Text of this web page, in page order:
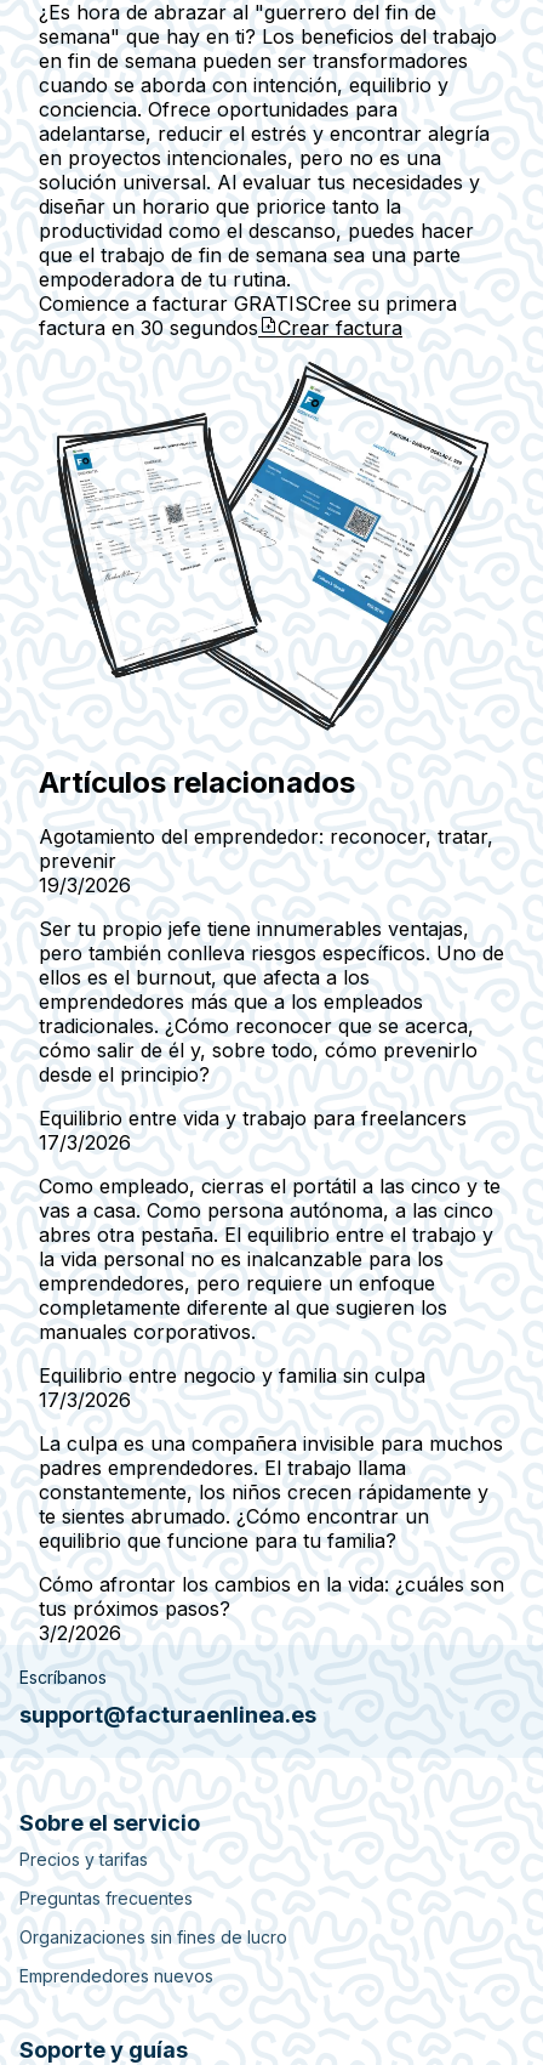
¿Es hora de abrazar al "guerrero del fin de
semana" que hay en ti? Los beneficios del trabajo
en fin de semana pueden ser transformadores
cuando se aborda con intención, equilibrio y
conciencia. Ofrece oportunidades para
adelantarse, reducir el estrés y encontrar alegría
en proyectos intencionales, pero no es una
solución universal. Al evaluar tus necesidades y
diseñar un horario que priorice tanto la
productividad como el descanso, puedes hacer
que el trabajo de fin de semana sea una parte
empoderadora de tu rutina.
Comience a facturar GRATISCree su primera
factura en 30 segundos Crear factura
Artículos relacionados
Agotamiento del emprendedor: reconocer, tratar,
prevenir
19/3/2026
Ser tu propio jefe tiene innumerables ventajas,
pero también conlleva riesgos específicos. Uno de
ellos es el burnout, que afecta a los
emprendedores más que a los empleados
tradicionales. ¿Cómo reconocer que se acerca,
cómo salir de él y, sobre todo, cómo prevenirlo
desde el principio?
Equilibrio entre vida y trabajo para freelancers
17/3/2026
Como empleado, cierras el portátil a las cinco y te
vas a casa. Como persona autónoma, a las cinco
abres otra pestaña. El equilibrio entre el trabajo y
la vida personal no es inalcanzable para los
emprendedores, pero requiere un enfoque
completamente diferente al que sugieren los
manuales corporativos.
Equilibrio entre negocio y familia sin culpa
17/3/2026
La culpa es una compañera invisible para muchos
padres emprendedores. El trabajo llama
constantemente, los niños crecen rápidamente y
te sientes abrumado. ¿Cómo encontrar un
equilibrio que funcione para tu familia?
Cómo afrontar los cambios en la vida: ¿cuáles son
tus próximos pasos?
3/2/2026
Escríbanos
support@facturaenlinea.es
Sobre el servicio
Precios y tarifas
Preguntas frecuentes
Organizaciones sin fines de lucro
Emprendedores nuevos
Soporte y guías